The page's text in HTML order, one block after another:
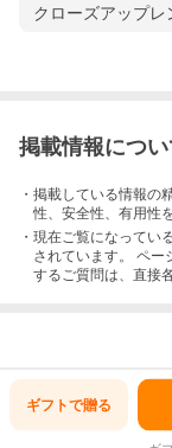
クローズアップレ
掲載情報につい
・掲載している情報の
性、安全性、有用性
・現在ご覧になってい
されています。 ペー
するご質問は、直接
ギフトで贈る